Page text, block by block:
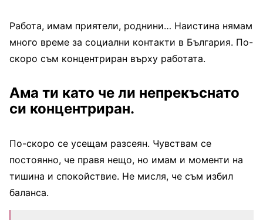
Работа, имам приятели, роднини… Наистина нямам
много време за социални контакти в България. По-
скоро съм концентриран върху работата.
Ама ти като че ли непрекъснато
си концентриран.
По-скоро се усещам разсеян. Чувствам се
постоянно, че правя нещо, но имам и моменти на
тишина и спокойствие. Не мисля, че съм избил
баланса.